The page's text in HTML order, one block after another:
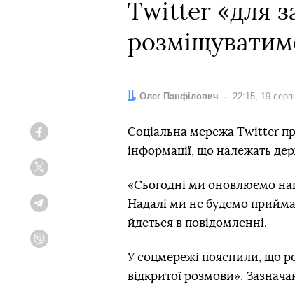
Twitter «для
Автор:
Олег Панфілович Дата:
22:15, 19
Соціальна мережа Twitter
інформації, що належать
«Сьогодні ми оновлюємо
Надалі ми не будемо
йдеться в повідомленні.
У соцмережі пояснили, що
відкритої розмови».